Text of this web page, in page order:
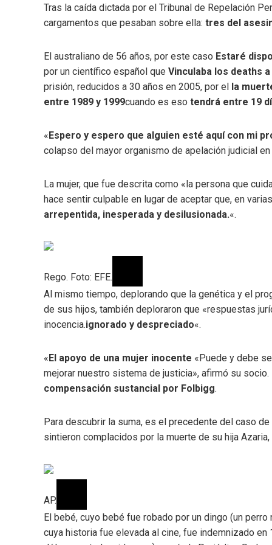
Tras la caída dictada por el Tribunal de Repelación
cargamentos que pesaban sobre ella: tres del
El australiano de 56 años, por este caso Estaré
por un científico español que Vinculaba los deaths
prisión, reducidos a 30 años en 2005, por el la
entre 1989 y 1999cuando es eso tendrá entre 19
«Espero y espero que alguien esté aquí con mi
colapso del mayor organismo de apelación judicial en
La mujer, que fue descrita como «la persona que
hace sentir culpable en lugar de aceptar que, en
arrepentida, inesperada y desilusionada.«.
Rego. Foto: EFE.
Al mismo tiempo, deplorando que la genética y el
de sus hijos, también deploraron que «respuestas
inocencia.ignorado y despreciado«.
« El apoyo de una mujer inocente «Puede y debe
mejorar nuestro sistema de justicia», afirmó su socio.
compensación sustancial por Folbigg.
Para descubrir la suma, es el precedente del caso
sintieron complacidos por la muerte de su hija
AP.
El bebé, cuyo bebé fue robado por un dingo (un
cuya historia fue elevada al cine, fue indemnizado